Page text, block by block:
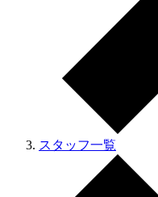
スタッフ一覧